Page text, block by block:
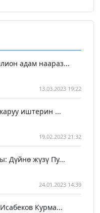
адам наараз...
13.03.2023 19:22
иштерин ...
19.02.2023 21:32
Дүйнө жүзү Пу...
24.01.2023 14:39
Курма...